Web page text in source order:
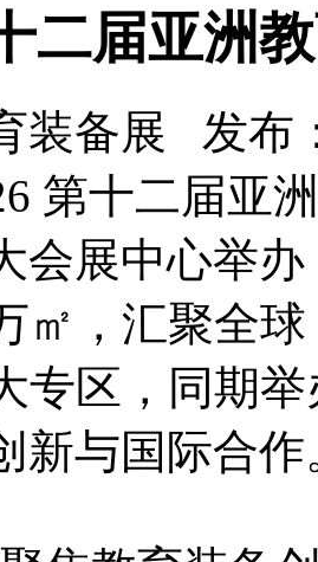
二届亚洲
装备展 发布
第十二届亚
会展中心举
㎡，汇聚全
专区，同期
新与国际合作